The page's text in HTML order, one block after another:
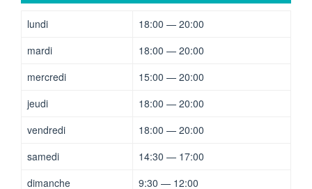
lundi
18:00 — 20:00
mardi
18:00 — 20:00
mercredi
15:00 — 20:00
jeudi
18:00 — 20:00
vendredi
18:00 — 20:00
samedi
14:30 — 17:00
dimanche
9:30 — 12:00